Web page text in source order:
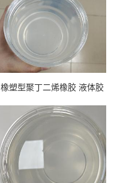
橡塑型聚丁二烯橡胶 液体胶
专用